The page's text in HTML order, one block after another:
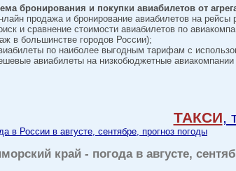
бронирования и покупки авиабилетов от
продажа и бронирование авиабилетов на
и сравнение стоимости авиабилетов по
в большинстве городов России);
по наиболее выгодным тарифам с
авиабилеты на низкобюджетные
ТАКСИ,
в России в августе, сентябре, прогноз погоды
край - погода в августе,